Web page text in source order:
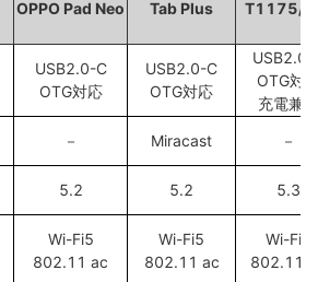
OPPO Pad Neo Tab Plus T1175/
USB2.0-C
OTG対応
USB2.0-C
OTG対応
USB2.0-
OTG対
充電兼用
－ Miracast －
5.2 5.2 5.3
Wi-Fi5
802.11 ac
Wi-Fi5
802.11 ac
Wi-Fi6
802.11